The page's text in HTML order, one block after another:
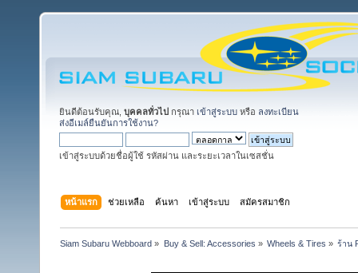
ยินดีต้อนรับคุณ, บุคคลทั่วไป กรุณา เข้าสู่ระบบ หรือ ลงทะเบียน
ส่งอีเมล์ยืนยันการใช้งาน?
เข้าสู่ระบบด้วยชื่อผู้ใช้ รหัสผ่าน และระยะเวลาในเซสชั่น
หน้าแรก ช่วยเหลือ ค้นหา เข้าสู่ระบบ สมัครสมาชิก
Siam Subaru Webboard » Buy & Sell: Accessories » Wheels & Tires » ร้าน